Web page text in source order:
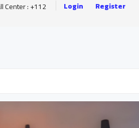
Center : +112 Login Register